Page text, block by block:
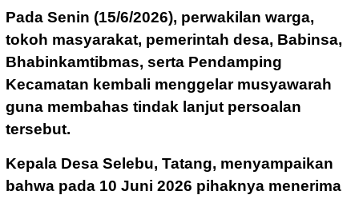
Pada Senin (15/6/2026), perwakilan warga,
tokoh masyarakat, pemerintah desa, Babinsa,
Bhabinkamtibmas, serta Pendamping
Kecamatan kembali menggelar musyawarah
guna membahas tindak lanjut persoalan
tersebut.
Kepala Desa Selebu, Tatang, menyampaikan
bahwa pada 10 Juni 2026 pihaknya menerima